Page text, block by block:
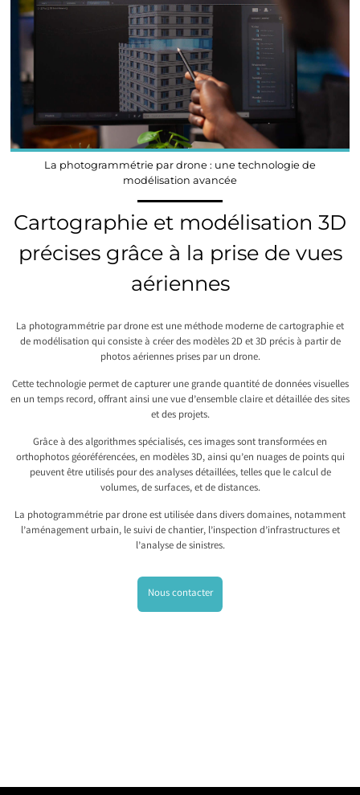
La photogrammétrie par drone : une technologie de
modélisation avancée
Cartographie et modélisation 3D
précises grâce à la prise de vues
aériennes
La photogrammétrie par drone est une méthode moderne de cartographie et
de modélisation qui consiste à créer des modèles 2D et 3D précis à partir de
photos aériennes prises par un drone.
Cette technologie permet de capturer une grande quantité de données visuelles
en un temps record, offrant ainsi une vue d’ensemble claire et détaillée des sites
et des projets.
Grâce à des algorithmes spécialisés, ces images sont transformées en
orthophotos géoréférencées, en modèles 3D, ainsi qu’en nuages de points qui
peuvent être utilisés pour des analyses détaillées, telles que le calcul de
volumes, de surfaces, et de distances.
La photogrammétrie par drone est utilisée dans divers domaines, notamment
l’aménagement urbain, le suivi de chantier, l’inspection d’infrastructures et
l’analyse de sinistres.
Nous contacter